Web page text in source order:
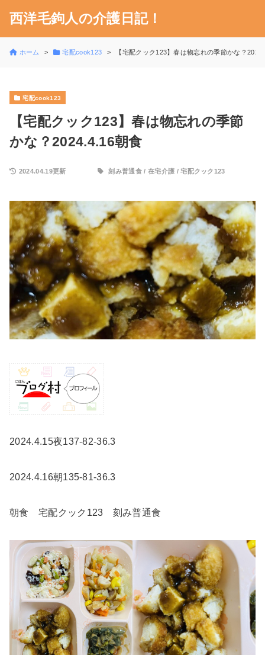
西洋毛鉤人の介護日記！
ホーム 宅配cook123 【宅配クック123】春は物忘れの季節かな？
宅配cook123
【宅配クック123】春は物忘れの季節
かな？2024.4.16朝食
2024.04.19更新 刻み普通食/ 在宅介護 /宅配クック123
2024.4.15夜137-82-36.3
2024.4.16朝135-81-36.3
朝食 宅配クック123 刻み普通食